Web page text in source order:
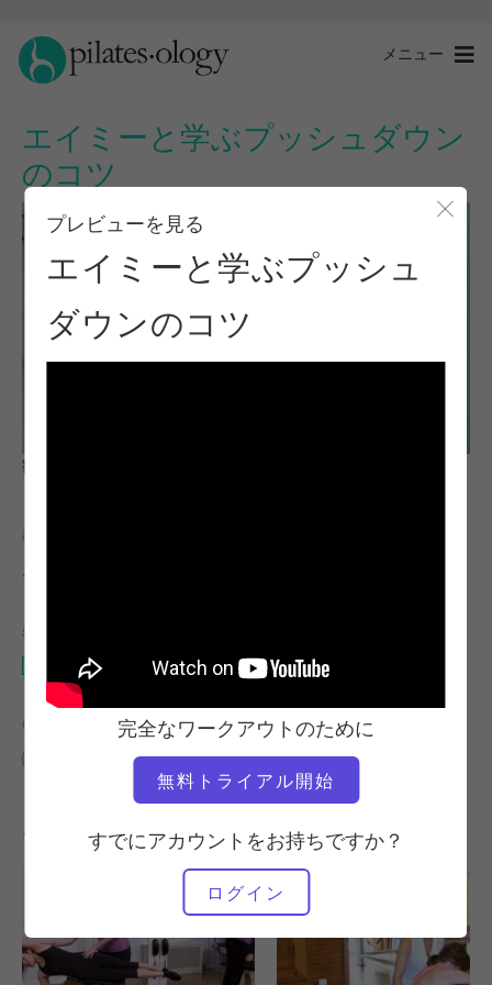
メニュー
エイミーと学ぶプッシュダウン
のコツ
プレビューを見る
エイミーと学ぶプッシュ
ダウンのコツ
完全なワークアウトのために
無料トライアル開始
すでにアカウントをお持ちですか？
ログイン
観察と学習
教師
エイミー・ベルガー
必要な機材
ウンダ・チェア
の類似クラスを検索
ウンダ・チェア
その他のワークアウト